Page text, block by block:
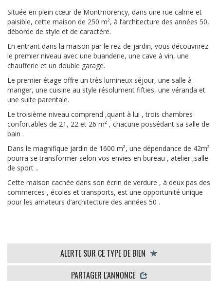
Située en plein cœur de Montmorency, dans une rue calme et
paisible, cette maison de 250 m², à l’architecture des années 50,
déborde de style et de caractère.
En entrant dans la maison par le rez-de-jardin, vous découvrirez
le premier niveau avec une buanderie, une cave à vin, une
chaufferie et un double garage.
Le premier étage offre un très lumineux séjour, une salle à
manger, une cuisine au style résolument fifties, une véranda et
une suite parentale.
Le troisième niveau comprend ,quant à lui , trois chambres
confortables de 21, 22 et 26 m² , chacune possédant sa salle de
bain .
Dans le magnifique jardin de 1600 m², une dépendance de 42m²
pourra se transformer selon vos envies en bureau , atelier ,salle
de sport ..
Cette maison cachée dans son écrin de verdure , à deux pas des
commerces , écoles et transports, est une opportunité unique
pour les amateurs d’architecture des années 50 .
ALERTE SUR CE TYPE DE BIEN
PARTAGER L'ANNONCE